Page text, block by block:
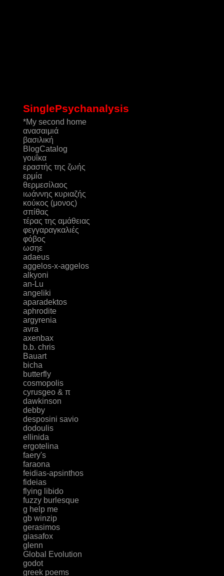
SinglePsychanalysis
*My second home
ανασαιμιά
βασιλική
ΒlogCatalog
γουΐκα
εραστής της ζωής
ερμία
θερμεσίλαος
ιωάννης κυριαζής
κούκος (μονος)
σπίθας
τέρας της αμάθειας
φεγγαραγκαλιές
φόβος
ωσηε
adaeus
aggelos-x-aggelos
alkyoni
an-Lu
angeliki
aparadektos
aphrodite
argyrenia
avra
axenbax
b.b. chris
Bauart
bicha
butterfly
cosmopolis
cyrusgeo & π
dawkinson
debby
desposini savio
dodoulis
ellinida
ergotelina
faery's
faraona
feidias-apsinthos
fideias
flying libido
fuzzy burlesque
g help me
gb winzip
gerasimos
giasafox
glenn
Global Evolution
godot
greek poems